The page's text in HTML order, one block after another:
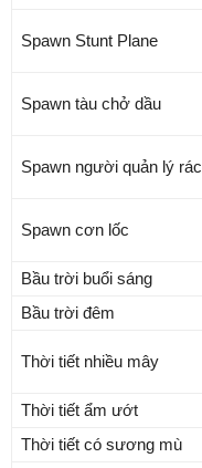
Spawn Stunt Plane
Spawn tàu chở dầu
Spawn người quản lý rác
Spawn cơn lốc
Bầu trời buổi sáng
Bầu trời đêm
Thời tiết nhiều mây
Thời tiết ẩm ướt
Thời tiết có sương mù